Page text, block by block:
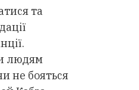
та
людям
не бояться